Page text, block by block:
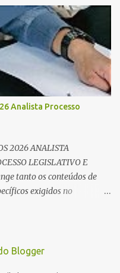
(Processo Legislativo e
oportunidades do ano.
área, o certame
ultrapassam os R$ 30
e Gestão? Para vencer
candidato precisa dominar o
Básicos:
Informática/Dados.
da prova. É essencial focar
Deputa...
Analista Processo
2026 ANALISTA
LEGISLATIVO E
tanto os conteúdos de
exigidos no
Banca Organizadora:
Blogger